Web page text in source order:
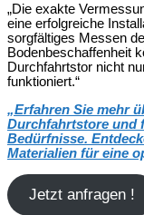
„Die exakte
eine erfolgreiche
sorgfältiges Messen
Bodenbeschaffenheit
Durchfahrtstor nicht
funktioniert.“
„Erfahren Sie mehr
Durchfahrtstore und
Bedürfnisse.
Materialien für eine
Jetzt anfragen !